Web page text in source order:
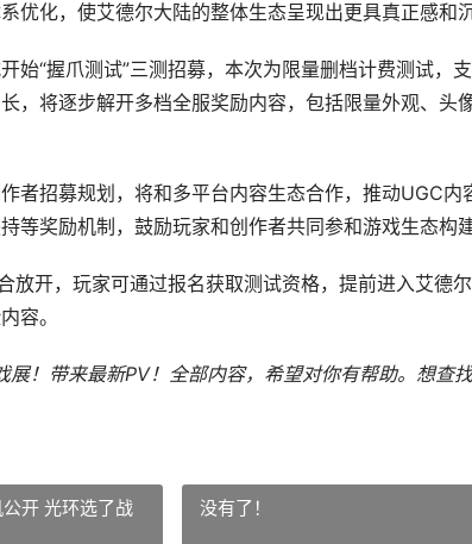
优化，使艾德尔大陆的整体生态呈现出更具真正感和
始“握爪测试”三测招募，本次为限量删档计费测试，
，将逐步解开多档全服奖励内容，包括限量外观、头
者招募规划，将和多平台内容生态合作，推动UGC内
等奖励机制，鼓励玩家和创作者共同参和游戏生态构建
放开，玩家可通过报名获取测试资格，提前进入艾德
容。
！带来最新PV！全部内容，希望对你有帮助。 想查
开 光环选了战
没有了！